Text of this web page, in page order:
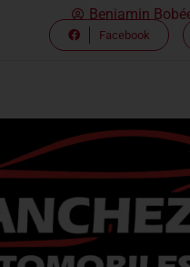
Benjamin
Facebook